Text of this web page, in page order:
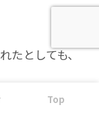
たとしても、
Top